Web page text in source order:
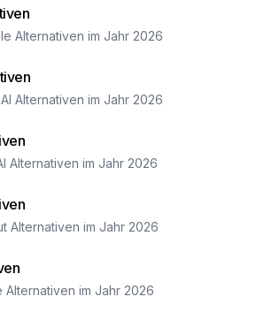
Alternativen im Jahr 2026
Alternativen im Jahr 2026
Alternativen im Jahr 2026
Alternativen im Jahr 2026
im Jahr 2026